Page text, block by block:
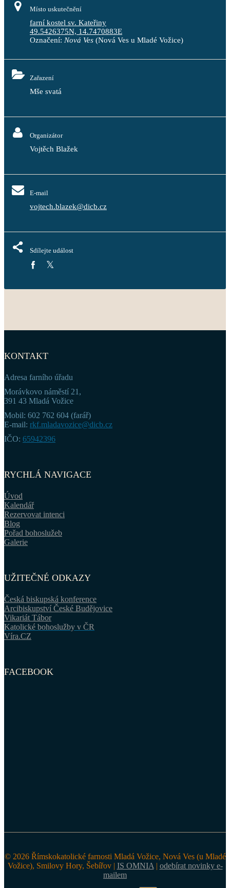
Místo uskutečnění
farní kostel sv. Kateřiny
49.5426375N, 14.7470883E
Označení: Nová Ves (Nová Ves u Mladé Vožice)
Zařazení
Mše svatá
Organizátor
Vojtěch Blažek
E-mail
vojtech.blazek@dicb.cz
Sdílejte událost
KONTAKT
Adresa farního úřadu
Morávkovo náměstí 21,
391 43 Mladá Vožice
Mobil: 602 762 604 (farář)
E-mail: rkf.mladavozice@dicb.cz
IČO: 65942396
RYCHLÁ NAVIGACE
Úvod
Kalendář
Rezervovat intenci
Blog
Pořad bohoslužeb
Galerie
UŽITEČNÉ ODKAZY
Česká biskupská konference
Arcibiskupství České Budějovice
Vikariát Tábor
Katolické bohoslužby v ČR
Víra.CZ
FACEBOOK
© 2026 Římskokatolické farnosti Mladá Vožice, Nová Ves (u Mladé
Vožice), Smilovy Hory, Šebířov | IS OMNIA | odebírat novinky e-
mailem